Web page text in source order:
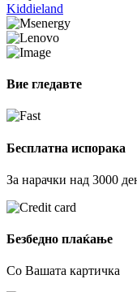
Kiddieland
Вие гледавте
Бесплатна испорака
За нарачки над 3000
Безбедно плаќање
Со Вашата картичка